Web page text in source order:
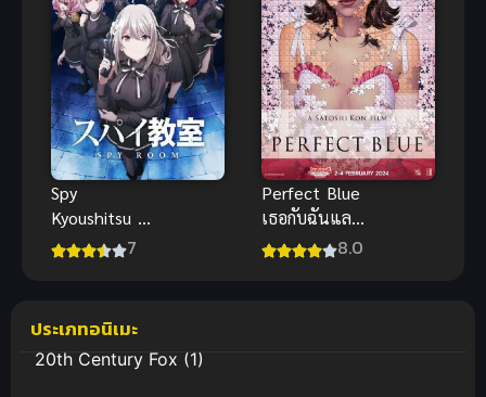
Spy
Kyoushitsu 1
ห้องเรียนจาร
7
Perfect Blue
เธอกับฉันและ
ฝันของเรา ซับ
8.0
ประเภทอนิเมะ
20th Century Fox(1)